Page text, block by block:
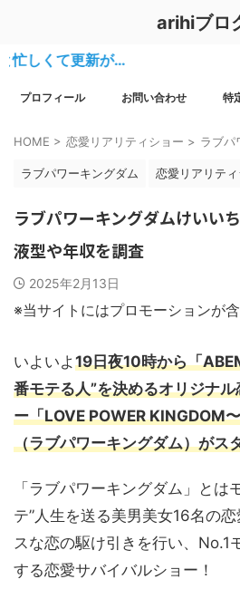
arihiブロ
更新が…
プロフィール お問い合わせ 特
HOME > 恋愛リアリティショー > ラブパ
ラブパワーキングダム 恋愛リアリテ
ラブパワーキングダムけいい
液型や年収を調査
2025年2月13日
※当サイトにはプロモーションが
いよいよ 19日夜10時から「
番モテる人”を決めるオリジナ
ー「LOVE POWER KINGDOM
（ラブパワーキングダム）がス
「ラブパワーキングダム」とは
テ”人生を送る美男美女16名の
スな恋の駆け引きを行い、No.1
する恋愛サバイバルショー！